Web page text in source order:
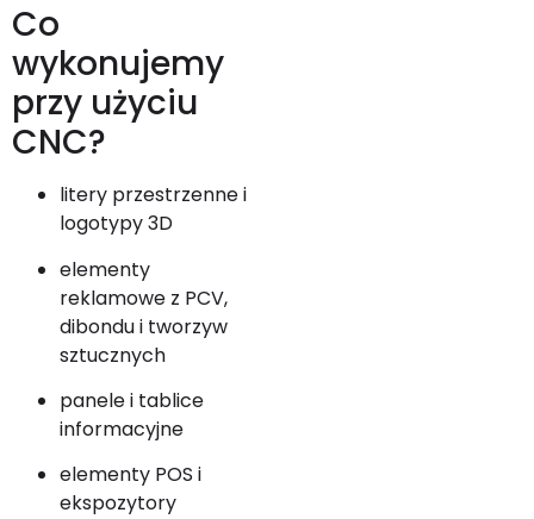
Co
wykonujemy
przy użyciu
CNC?
litery przestrzenne i
logotypy 3D
elementy
reklamowe z PCV,
dibondu i tworzyw
sztucznych
panele i tablice
informacyjne
elementy POS i
ekspozytory